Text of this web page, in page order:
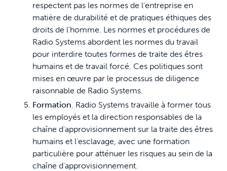
respectent pas les normes de l'entreprise en
matière de durabilité et de pratiques éthiques des
droits de l'homme. Les normes et procédures de
Radio Systems abordent les normes du travail
pour interdire toutes formes de traite des êtres
humains et de travail forcé. Ces politiques sont
mises en œuvre par le processus de diligence
raisonnable de Radio Systems.
Formation. Radio Systems travaille à former tous
les employés et la direction responsables de la
chaîne d'approvisionnement sur la traite des êtres
humains et l'esclavage, avec une formation
particulière pour atténuer les risques au sein de la
chaîne d'approvisionnement.